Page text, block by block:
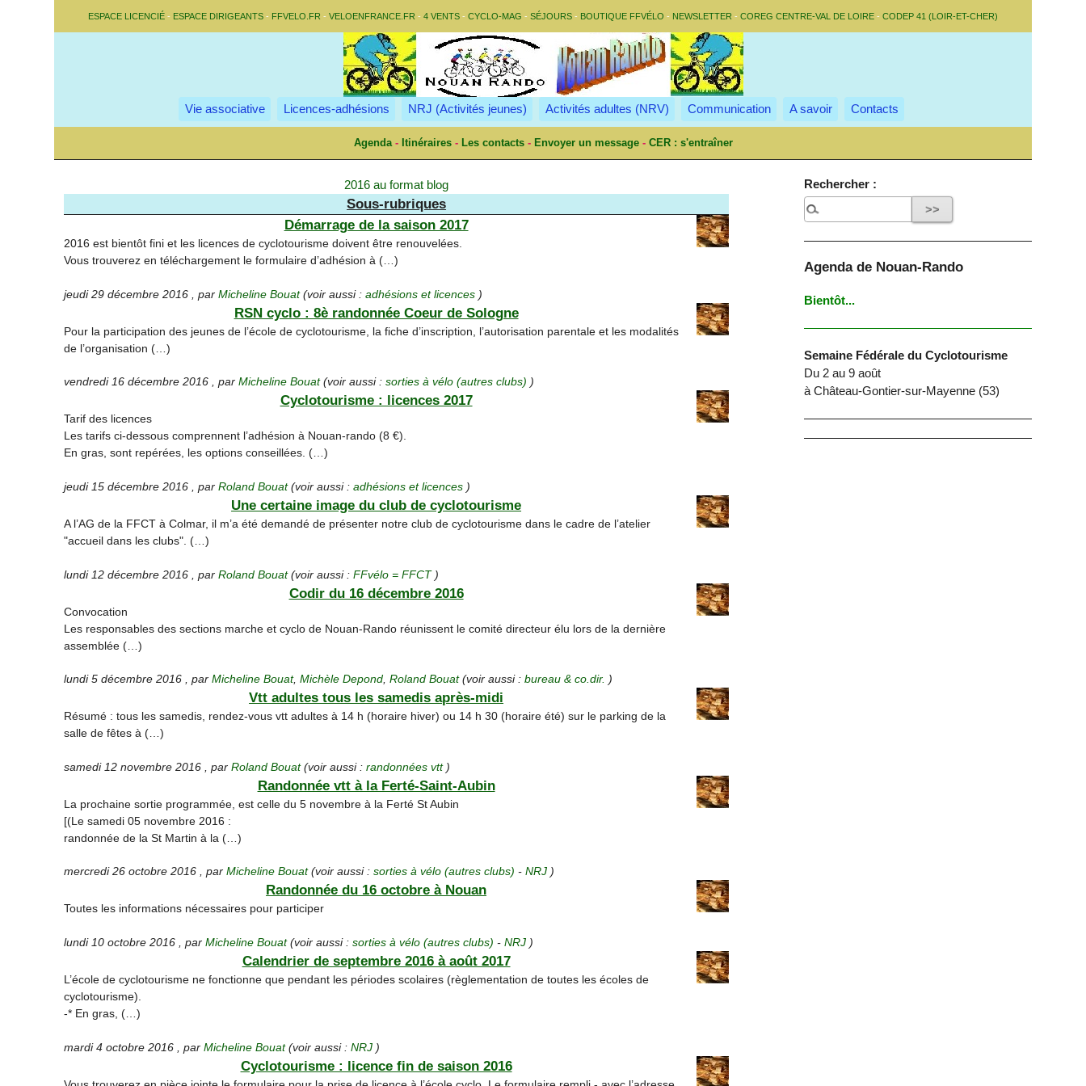
ESPACE LICENCIÉ - ESPACE DIRIGEANTS - FFVELO.FR - VELOENFRANCE.FR - 4 VENTS - CYCLO-MAG - SÉJOURS - BOUTIQUE FFVÉLO - NEWSLETTER - COREG CENTRE-VAL DE LOIRE - CODEP 41 (LOIR-ET-CHER)
Vie associative Licences-adhésions NRJ (Activités jeunes) Activités adultes (NRV) Communication A savoir Contacts
Agenda- Itinéraires- Les contacts- Envoyer un message- CER : s'entraîner
2016 au format blog
Sous-rubriques
Démarrage de la saison 2017
2016 est bientôt fini et les licences de cyclotourisme doivent être renouvelées.
Vous trouverez en téléchargement le formulaire d’adhésion à (…)
jeudi 29 décembre 2016 ,parMicheline Bouat(voir aussi :adhésions et licences )
RSN cyclo : 8è randonnée Coeur de Sologne
Pour la participation des jeunes de l’école de cyclotourisme, la fiche d’inscription, l’autorisation parentale et les modalités
de l’organisation (…)
vendredi 16 décembre 2016 ,parMicheline Bouat(voir aussi :sorties à vélo (autres clubs) )
Cyclotourisme : licences 2017
Tarif des licences
Les tarifs ci-dessous comprennent l’adhésion à Nouan-rando (8 €).
En gras, sont repérées, les options conseillées. (…)
jeudi 15 décembre 2016 ,parRoland Bouat(voir aussi :adhésions et licences )
Une certaine image du club de cyclotourisme
A l’AG de la FFCT à Colmar, il m’a été demandé de présenter notre club de cyclotourisme dans le cadre de l’atelier
"accueil dans les clubs". (…)
lundi 12 décembre 2016 ,parRoland Bouat(voir aussi :FFvélo = FFCT)
Codir du 16 décembre 2016
Convocation
Les responsables des sections marche et cyclo de Nouan-Rando réunissent le comité directeur élu lors de la dernière
assemblée (…)
lundi 5 décembre 2016 ,parMicheline Bouat,Michèle Depond,Roland Bouat(voir aussi :bureau & co.dir. )
Vtt adultes tous les samedis après-midi
Résumé : tous les samedis, rendez-vous vtt adultes à 14 h (horaire hiver) ou 14 h 30 (horaire été) sur le parking de la
salle de fêtes à (…)
samedi 12 novembre 2016 ,parRoland Bouat(voir aussi :randonnées vtt)
Randonnée vtt à la Ferté-Saint-Aubin
La prochaine sortie programmée, est celle du 5 novembre à la Ferté St Aubin
[(Le samedi 05 novembre 2016 :
randonnée de la St Martin à la (…)
mercredi 26 octobre 2016 ,parMicheline Bouat(voir aussi :sorties à vélo (autres clubs) -NRJ )
Randonnée du 16 octobre à Nouan
Toutes les informations nécessaires pour participer
lundi 10 octobre 2016 ,parMicheline Bouat(voir aussi :sorties à vélo (autres clubs) -NRJ )
Calendrier de septembre 2016 à août 2017
L’école de cyclotourisme ne fonctionne que pendant les périodes scolaires (règlementation de toutes les écoles de
cyclotourisme).
-* En gras, (…)
mardi 4 octobre 2016 ,parMicheline Bouat(voir aussi :NRJ )
Cyclotourisme : licence fin de saison 2016
Rechercher :
Agenda de Nouan-Rando
Bientôt...
Semaine Fédérale du Cyclotourisme
Du 2 au 9 août
à Château-Gontier-sur-Mayenne (53)